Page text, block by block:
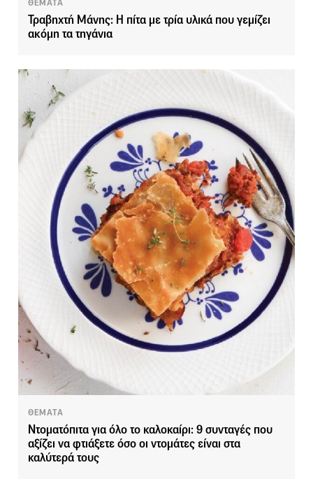
ΘΕΜΑΤΑ
Τραβηχτή Μάνης: Η πίτα με τρία υλικά που γεμίζει
ακόμη τα τηγάνια
ΘΕΜΑΤΑ
Ντοματόπιτα για όλο το καλοκαίρι: 9 συνταγές που
αξίζει να φτιάξετε όσο οι ντομάτες είναι στα
καλύτερά τους